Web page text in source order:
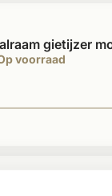
voorraad
gietijzer
gietijzer